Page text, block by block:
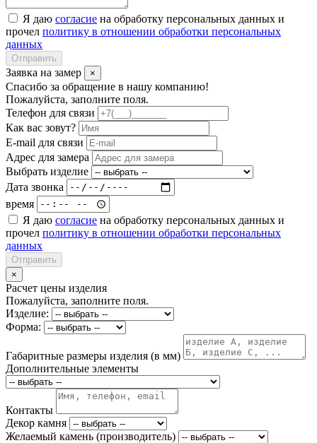
Я даю согласие на обработку персональных данных и
прочел политику в отношении обработки персональных
данных
Отправить
Заявка на замер ×
Спасибо за обращение в нашу компанию!
Пожалуйста, заполните поля.
Телефон для связи
Как вас зовут?
E-mail для связи
Адрес для замера
Выбрать изделие
Дата звонка
время
Я даю согласие на обработку персональных данных и
прочел политику в отношении обработки персональных
данных
Отправить
×
Расчет цены изделия
Пожалуйста, заполните поля.
Изделие:
Форма:
Габаритные размеры изделия (в мм)
Дополнительные элементы
Контакты
Декор камня
Желаемый камень (производитель)